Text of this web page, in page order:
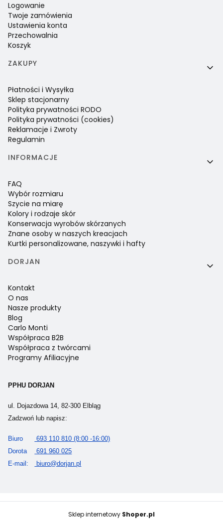
Logowanie
Twoje zamówienia
Ustawienia konta
Przechowalnia
Koszyk
ZAKUPY
Płatności i Wysyłka
Sklep stacjonarny
Polityka prywatności RODO
Polityka prywatności (cookies)
Reklamacje i Zwroty
Regulamin
INFORMACJE
FAQ
Wybór rozmiaru
Szycie na miarę
Kolory i rodzaje skór
Konserwacja wyrobów skórzanych
Znane osoby w naszych kreacjach
Kurtki personalizowane, naszywki i hafty
DORJAN
Kontakt
O nas
Nasze produkty
Blog
Carlo Monti
Współpraca B2B
Współpraca z twórcami
Programy Afiliacyjne
PPHU DORJAN
ul. Dojazdowa 14, 82-300 Elbląg
Zadzwoń lub napisz:
Biuro
693 110 810 (8:00 -16:00)
Dorota
691 960 025
E-mail:
biuro@dorjan.pl
Sklep internetowy Shoper.pl